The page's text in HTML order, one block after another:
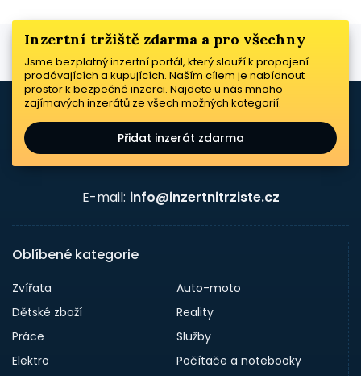
Inzertní tržiště zdarma a pro všechny
Jsme bezplatný inzertní portál, který slouží k propojení
prodávajících a kupujících. Naším cílem je nabídnout
prostor k bezpečné inzerci. Najdete u nás mnoho
zajímavých inzerátů ze všech možných kategorií.
Přidat inzerát zdarma
E-mail: info@inzertnitrziste.cz
Oblíbené kategorie
Zvířata
Auto-moto
Dětské zboží
Reality
Práce
Služby
Elektro
Počítače a notebooky